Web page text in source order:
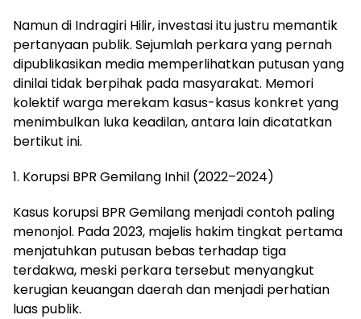
Namun di Indragiri Hilir, investasi itu justru memantik
pertanyaan publik. Sejumlah perkara yang pernah
dipublikasikan media memperlihatkan putusan yang
dinilai tidak berpihak pada masyarakat. Memori
kolektif warga merekam kasus-kasus konkret yang
menimbulkan luka keadilan, antara lain dicatatkan
bertikut ini.
1. Korupsi BPR Gemilang Inhil (2022–2024)
Kasus korupsi BPR Gemilang menjadi contoh paling
menonjol. Pada 2023, majelis hakim tingkat pertama
menjatuhkan putusan bebas terhadap tiga
terdakwa, meski perkara tersebut menyangkut
kerugian keuangan daerah dan menjadi perhatian
luas publik.